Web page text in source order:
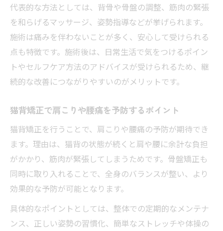
術
猫背矯正で歪みを根本から整える方法
骨盤から整える猫背矯正のポイント
骨盤から始める猫背矯正の効果的な手順
猫背矯正と骨盤矯正の組み合わせがおすす
骨盤の安定が猫背矯正成功のカギとなる理
由
猫背矯正に役立つ骨盤ストレッチの実践法
骨盤の歪みを防ぐ猫背矯正の日常ケア方法
猫背矯正で日々の不調を和らげる方法
猫背矯正による慢性的な不調へのアプロー
チ
猫背矯正で肩こり・腰痛を軽減する具体策
代表的な方法としては、背骨や骨盤の調整、筋肉の緊張
を和らげるマッサージ、姿勢指導などが挙げられます。
施術は痛みを伴わないことが多く、安心して受けられる
点も特徴です。施術後は、日常生活で気をつけるポイン
トやセルフケア方法のアドバイスが受けられるため、継
続的な改善につながりやすいのがメリットです。
猫背矯正で肩こりや腰痛を予防するポイント
猫背矯正を行うことで、肩こりや腰痛の予防が期待でき
ます。理由は、猫背の状態が続くと肩や腰に余計な負担
がかかり、筋肉が緊張してしまうためです。骨盤矯正も
同時に取り入れることで、全身のバランスが整い、より
効果的な予防が可能となります。
具体的なポイントとしては、整体での定期的なメンテナ
ンス、正しい姿勢の習慣化、簡単なストレッチや体操の